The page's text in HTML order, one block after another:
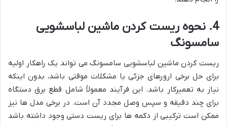
4. نحوه ریست کردن ماشین لباسشویی
سامسونگ
ریست کردن ماشین لباسشویی سامسونگ می تواند یک راهکار اولیه
برای حل برخی ارورهای جزئی یا مشکلات موقتی باشد، بدون اینکه
نیاز به تعمیرکار باشد. این فرآیند معمولاً شامل قطع برق دستگاه
برای چند دقیقه و سپس وصل مجدد آن است. در برخی مدل ها نیز
ممکن است ترکیبی از دکمه ها برای ریست دستی وجود داشته باشد